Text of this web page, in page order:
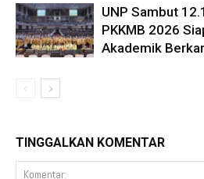
UNP Sambut
PKKMB 2026
Akademik
TINGGALKAN KOMENTAR